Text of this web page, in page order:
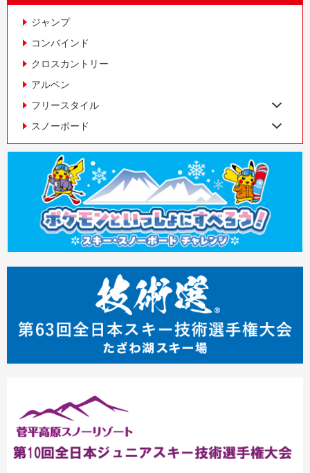
ジャンプ
コンバインド
クロスカントリー
アルペン
フリースタイル
スノーボード